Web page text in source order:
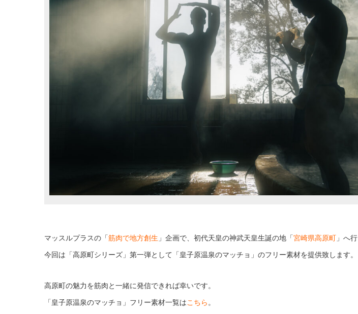
マッスルプラスの「筋肉で地方創生 」企画で、初代天皇の神武天皇生誕の地「宮崎県高原町 」へ
今回は「高原町シリーズ」第一弾として「皇子原温泉のマッチョ」のフリー素材を提供致します。
高原町の魅力を筋肉と一緒に発信できれば幸いです。
「皇子原温泉のマッチョ」フリー素材一覧はこちら 。